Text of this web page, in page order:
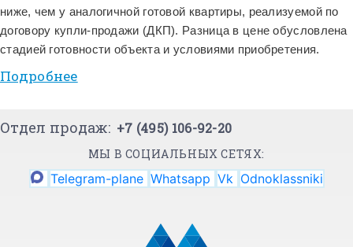
ниже, чем у аналогичной готовой квартиры, реализуемой по
договору купли-продажи (ДКП). Разница в цене обусловлена
стадией готовности объекта и условиями приобретения.
Подробнее
Отдел продаж: +7 (495) 106-92-20
МЫ В СОЦИАЛЬНЫХ СЕТЯХ:
Telegram-plane Whatsapp Vk Odnoklassniki